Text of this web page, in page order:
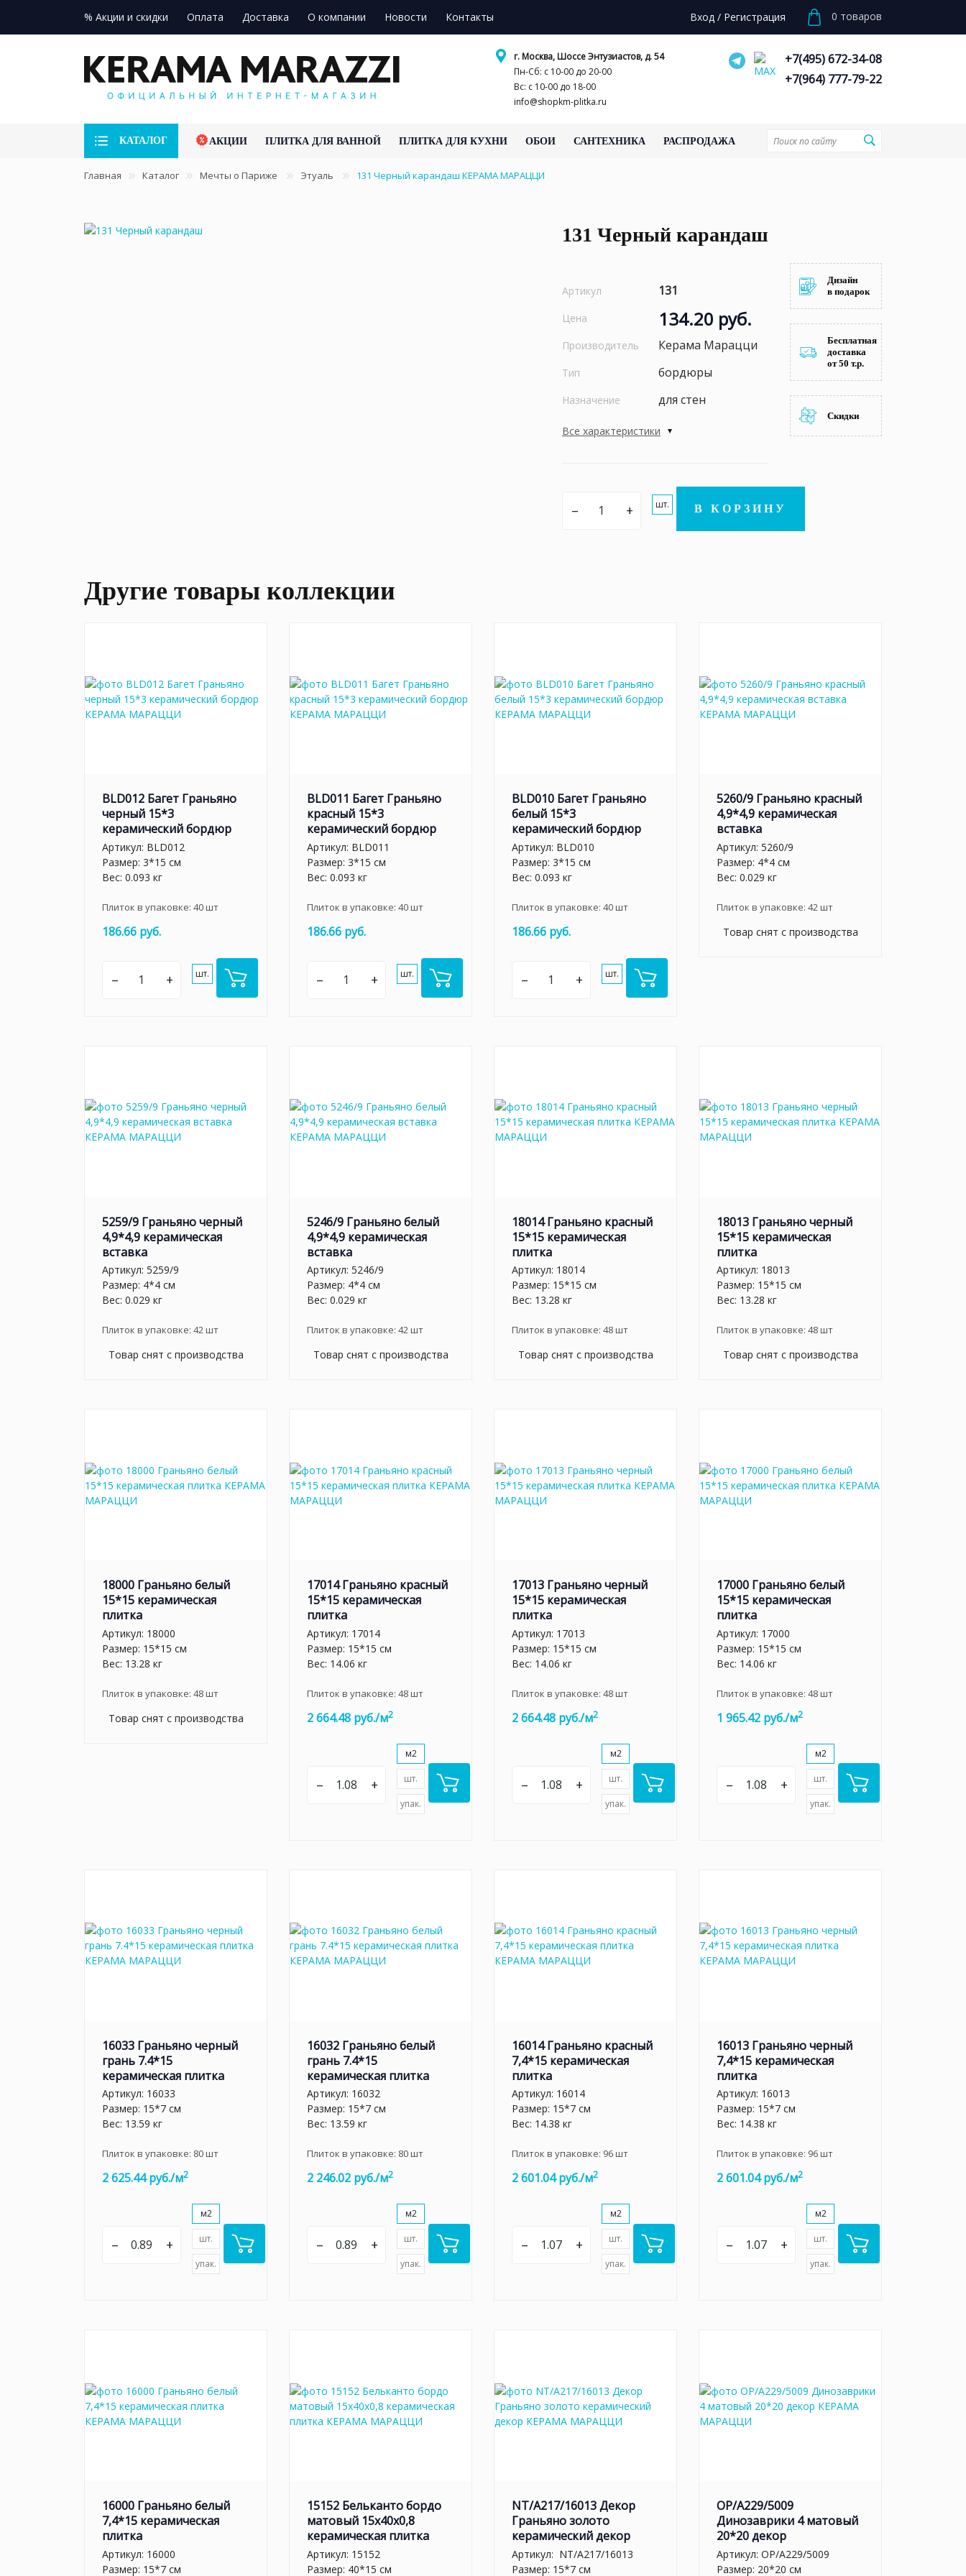
% Акции и скидки Оплата Доставка О компании Новости Контакты Вход / Регистрация 0 товаров
г. Москва, Шоссе Энтузиастов, д. 54
Пн-Сб: с 10-00 до 20-00
Вс: с 10-00 до 18-00
info@shopkm-plitka.ru
+7(495) 672-34-08
+7(964) 777-79-22
КАТАЛОГ АКЦИИ ПЛИТКА ДЛЯ ВАННОЙ ПЛИТКА ДЛЯ КУХНИ ОБОИ САНТЕХНИКА РАСПРОДАЖА
Главная Каталог Мечты о Париже Этуаль 131 Черный карандаш КЕРАМА МАРАЦЦИ
131 Черный карандаш
Артикул 131
Цена 134.20 руб.
Производитель Керама Марацци
Тип бордюры
Назначение для стен
Все характеристики
– + шт. В КОРЗИНУ
Дизайн
в подарок
Бесплатная
доставка
от 50 т.р.
Скидки
Другие товары коллекции
BLD012 Багет Граньяно
черный 15*3
керамический бордюр
Артикул: BLD012
Размер: 3*15 см
Вес: 0.093 кг
Плиток в упаковке: 40шт
186.66 руб.
– + шт.
BLD011 Багет Граньяно
красный 15*3
керамический бордюр
Артикул: BLD011
Размер: 3*15 см
Вес: 0.093 кг
Плиток в упаковке: 40шт
186.66 руб.
– + шт.
BLD010 Багет Граньяно
белый 15*3
керамический бордюр
Артикул: BLD010
Размер: 3*15 см
Вес: 0.093 кг
Плиток в упаковке: 40шт
186.66 руб.
– + шт.
5260/9 Граньяно красный
4,9*4,9 керамическая
вставка
Артикул: 5260/9
Размер: 4*4 см
Вес: 0.029 кг
Плиток в упаковке: 42 шт
Товар снят с производства
5259/9 Граньяно черный
4,9*4,9 керамическая
вставка
Артикул: 5259/9
Размер: 4*4 см
Вес: 0.029 кг
Плиток в упаковке: 42шт
Товар снят с производства
5246/9 Граньяно белый
4,9*4,9 керамическая
вставка
Артикул: 5246/9
Размер: 4*4 см
Вес: 0.029 кг
Плиток в упаковке: 42шт
Товар снят с производства
18014 Граньяно красный
15*15 керамическая
плитка
Артикул: 18014
Размер: 15*15 см
Вес: 13.28 кг
Плиток в упаковке: 48шт
Товар снят с производства
18013 Граньяно черный
15*15 керамическая
плитка
Артикул: 18013
Размер: 15*15 см
Вес: 13.28 кг
Плиток в упаковке: 48шт
Товар снят с производства
18000 Граньяно белый
15*15 керамическая
плитка
Артикул: 18000
Размер: 15*15 см
Вес: 13.28 кг
Плиток в упаковке: 48шт
Товар снят с производства
17014 Граньяно красный
15*15 керамическая
плитка
Артикул: 17014
Размер: 15*15 см
Вес: 14.06 кг
Плиток в упаковке: 48шт
2 664.48 руб./м2
– +
м2
шт.
упак.
17013 Граньяно черный
15*15 керамическая
плитка
Артикул: 17013
Размер: 15*15 см
Вес: 14.06 кг
Плиток в упаковке: 48шт
2 664.48 руб./м2
– +
м2
шт.
упак.
17000 Граньяно белый
15*15 керамическая
плитка
Артикул: 17000
Размер: 15*15 см
Вес: 14.06 кг
Плиток в упаковке: 48шт
1 965.42 руб./м2
– +
м2
шт.
упак.
16033 Граньяно черный
грань 7.4*15
керамическая плитка
Артикул: 16033
Размер: 15*7 см
Вес: 13.59 кг
Плиток в упаковке: 80шт
2 625.44 руб./м2
– +
м2
шт.
упак.
16032 Граньяно белый
грань 7.4*15
керамическая плитка
Артикул: 16032
Размер: 15*7 см
Вес: 13.59 кг
Плиток в упаковке: 80шт
2 246.02 руб./м2
– +
м2
шт.
упак.
16014 Граньяно красный
7,4*15 керамическая
плитка
Артикул: 16014
Размер: 15*7 см
Вес: 14.38 кг
Плиток в упаковке: 96шт
2 601.04 руб./м2
– +
м2
шт.
упак.
16013 Граньяно черный
7,4*15 керамическая
плитка
Артикул: 16013
Размер: 15*7 см
Вес: 14.38 кг
Плиток в упаковке: 96шт
2 601.04 руб./м2
– +
м2
шт.
упак.
16000 Граньяно белый
7,4*15 керамическая
плитка
Артикул: 16000
Размер: 15*7 см
15152 Бельканто бордо
матовый 15x40x0,8
керамическая плитка
Артикул: 15152
Размер: 40*15 см
NT/A217/16013 Декор
Граньяно золото
керамический декор
Артикул: NT/A217/16013
Размер: 15*7 см
OP/A229/5009
Динозаврики 4 матовый
20*20 декор
Артикул: OP/A229/5009
Размер: 20*20 см